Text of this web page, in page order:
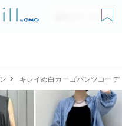
無料ダウンロード
キレイめ白カーゴパンツコーデ